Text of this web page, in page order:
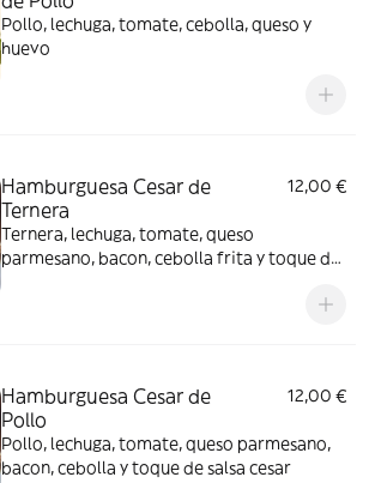
Pollo, lechuga, tomate, cebolla, queso y
huevo
Hamburguesa Cesar de
Ternera
12,00 €
Ternera, lechuga, tomate, queso
parmesano, bacon, cebolla frita y toque de
Hamburguesa Cesar de
Pollo
12,00 €
Pollo, lechuga, tomate, queso parmesano,
bacon, cebolla y toque de salsa cesar